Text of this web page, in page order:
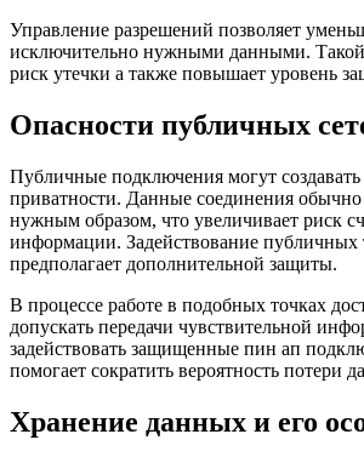
Управление разрешений позволяет
исключительно нужными данными.
риск утечки а также повышает уровень
Опасности публичных
Публичные подключения могут создавать
приватности. Данные соединения обычно
нужным образом, что увеличивает риск
информации. Задействование публичных
предполагает дополнительной защиты.
В процессе работе в подобных точках
допускать передачи чувствительной
задействовать защищенные пин ап
помогает сократить вероятность потери
Хранение данных и его